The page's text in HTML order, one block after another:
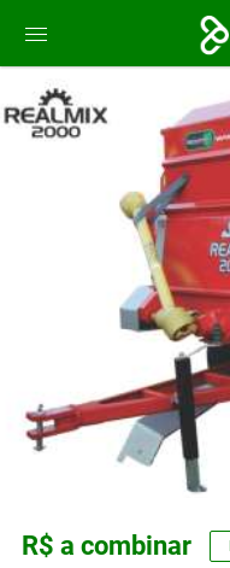
R$ a combinar